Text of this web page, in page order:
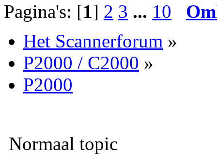
Pagina's: [1] 2 3 ... 10
Het Scannerforum »
P2000 / C2000 »
P2000
Normaal topic